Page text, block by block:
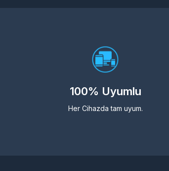
100% Uyumlu
Her Cihazda tam uyum.